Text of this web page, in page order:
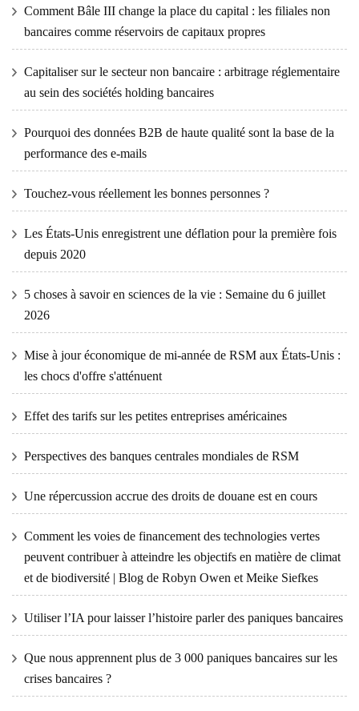
Comment Bâle III change la place du capital : les filiales non
bancaires comme réservoirs de capitaux propres
Capitaliser sur le secteur non bancaire : arbitrage réglementaire
au sein des sociétés holding bancaires
Pourquoi des données B2B de haute qualité sont la base de la
performance des e-mails
Touchez-vous réellement les bonnes personnes ?
Les États-Unis enregistrent une déflation pour la première fois
depuis 2020
5 choses à savoir en sciences de la vie : Semaine du 6 juillet
2026
Mise à jour économique de mi-année de RSM aux États-Unis :
les chocs d'offre s'atténuent
Effet des tarifs sur les petites entreprises américaines
Perspectives des banques centrales mondiales de RSM
Une répercussion accrue des droits de douane est en cours
Comment les voies de financement des technologies vertes
peuvent contribuer à atteindre les objectifs en matière de climat
et de biodiversité | Blog de Robyn Owen et Meike Siefkes
Utiliser l’IA pour laisser l’histoire parler des paniques bancaires
Que nous apprennent plus de 3 000 paniques bancaires sur les
crises bancaires ?